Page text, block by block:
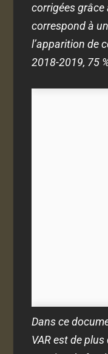
corrigées grâce
correspond à
l’apparition de
2018-2019, 75
Dans ce
VAR est de